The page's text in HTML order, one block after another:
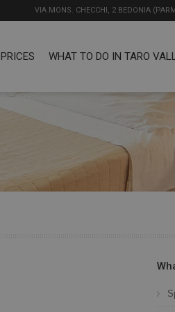
VIA MONS. CHECCHI, 2 BEDONIA
PRICES WHAT TO DO IN TARO